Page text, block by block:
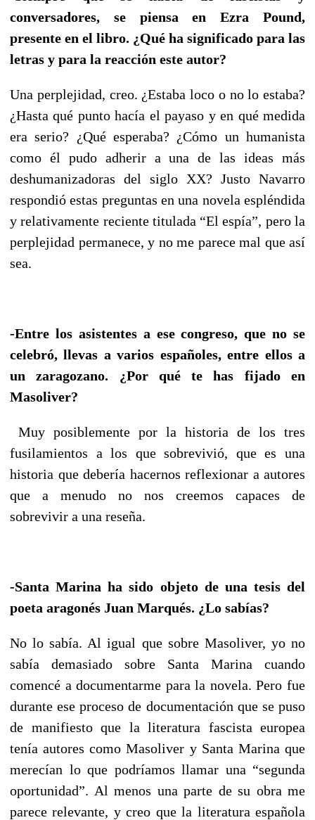
conversadores, se piensa en Ezra Pound,
presente en el libro. ¿Qué ha significado para las
letras y para la reacción este autor?
Una perplejidad, creo. ¿Estaba loco o no lo estaba?
¿Hasta qué punto hacía el payaso y en qué medida
era serio? ¿Qué esperaba? ¿Cómo un humanista
como él pudo adherir a una de las ideas más
deshumanizadoras del siglo XX? Justo Navarro
respondió estas preguntas en una novela espléndida
y relativamente reciente titulada “El espía”, pero la
perplejidad permanece, y no me parece mal que así
sea.
-Entre los asistentes a ese congreso, que no se
celebró, llevas a varios españoles, entre ellos a
un zaragozano. ¿Por qué te has fijado en
Masoliver?
Muy posiblemente por la historia de los tres
fusilamientos a los que sobrevivió, que es una
historia que debería hacernos reflexionar a autores
que a menudo no nos creemos capaces de
sobrevivir a una reseña.
-Santa Marina ha sido objeto de una tesis del
poeta aragonés Juan Marqués. ¿Lo sabías?
No lo sabía. Al igual que sobre Masoliver, yo no
sabía demasiado sobre Santa Marina cuando
comencé a documentarme para la novela. Pero fue
durante ese proceso de documentación que se puso
de manifiesto que la literatura fascista europea
tenía autores como Masoliver y Santa Marina que
merecían lo que podríamos llamar una “segunda
oportunidad”. Al menos una parte de su obra me
parece relevante, y creo que la literatura española